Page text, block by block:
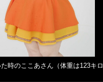
時のここあさん（体重は123キロ